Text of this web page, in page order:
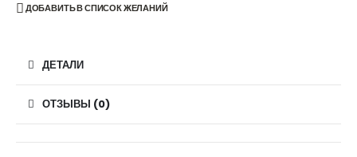
ДОБАВИТЬ В СПИСОК ЖЕЛАНИЙ
ДЕТАЛИ
ОТЗЫВЫ (0)